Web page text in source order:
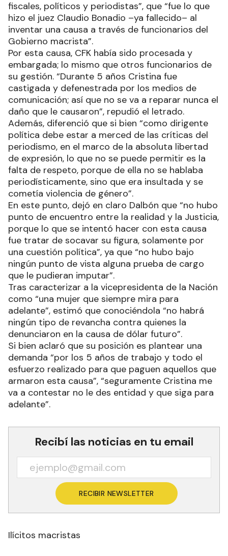
fiscales, políticos y periodistas”, que “fue lo que
hizo el juez Claudio Bonadio –ya fallecido– al
inventar una causa a través de funcionarios del
Gobierno macrista”.
Por esta causa, CFK había sido procesada y
embargada; lo mismo que otros funcionarios de
su gestión. “Durante 5 años Cristina fue
castigada y defenestrada por los medios de
comunicación; así que no se va a reparar nunca el
daño que le causaron”, repudió el letrado.
Además, diferenció que si bien “como dirigente
política debe estar a merced de las críticas del
periodismo, en el marco de la absoluta libertad
de expresión, lo que no se puede permitir es la
falta de respeto, porque de ella no se hablaba
periodísticamente, sino que era insultada y se
cometía violencia de género”.
En este punto, dejó en claro Dalbón que “no hubo
punto de encuentro entre la realidad y la Justicia,
porque lo que se intentó hacer con esta causa
fue tratar de socavar su figura, solamente por
una cuestión política”, ya que “no hubo bajo
ningún punto de vista alguna prueba de cargo
que le pudieran imputar”.
Tras caracterizar a la vicepresidenta de la Nación
como “una mujer que siempre mira para
adelante”, estimó que conociéndola “no habrá
ningún tipo de revancha contra quienes la
denunciaron en la causa de dólar futuro”.
Si bien aclaró que su posición es plantear una
demanda “por los 5 años de trabajo y todo el
esfuerzo realizado para que paguen aquellos que
armaron esta causa”, “seguramente Cristina me
va a contestar no le des entidad y que siga para
adelante”.
Recibí las noticias en tu email
RECIBIR NEWSLETTER
Ilícitos macristas